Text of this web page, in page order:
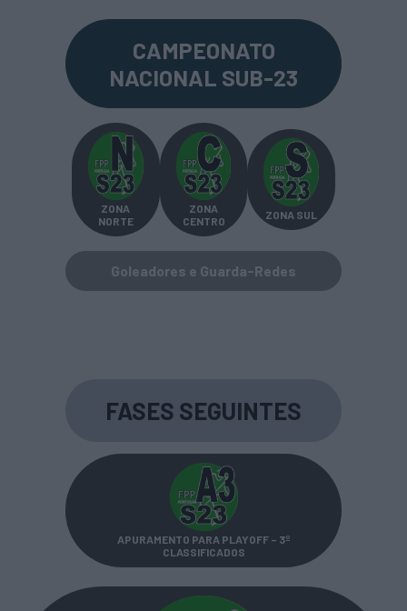
CAMPEONATO
NACIONAL SUB-23
ZONA
NORTE
ZONA
CENTRO
ZONA SUL
Goleadores e Guarda-Redes
FASES SEGUINTES
APURAMENTO PARA PLAYOFF – 3º
CLASSIFICADOS